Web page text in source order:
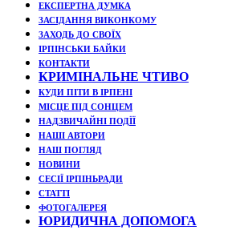
ЕКСПЕРТНА ДУМКА
ЗАСІДАННЯ ВИКОНКОМУ
ЗАХОДЬ ДО СВОЇХ
ІРПІНСЬКИ БАЙКИ
КОНТАКТИ
КРИМІНАЛЬНЕ ЧТИВО
КУДИ ПІТИ В ІРПЕНІ
МІСЦЕ ПІД СОНЦЕМ
НАДЗВИЧАЙНІ ПОДЇЇ
НАШІ АВТОРИ
НАШ ПОГЛЯД
НОВИНИ
СЕСІЇ ІРПІНЬРАДИ
СТАТТІ
ФОТОГАЛЕРЕЯ
ЮРИДИЧНА ДОПОМОГА